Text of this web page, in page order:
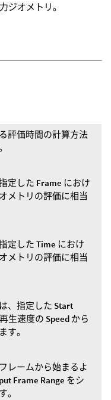
ジオメトリ。
評価時間の計算方法
定した Frame におけ
メトリの評価に相当
定した Time におけ
メトリの評価に相当
、指定した Start
生速度の Speed から
す。
レームから始まるよ
Frame Range をシ
。